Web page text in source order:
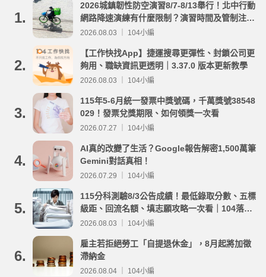
1.
2026城鎮韌性防空演習8/7-8/13舉行！北中行動
網路降速演練有什麼限制？演習時間及管制注意
事項整理
2026.08.03 ｜ 104小編
2.
【工作快找App】捷運搜尋更彈性、封鎖公司更
夠用、職缺資訊更透明｜3.37.0 版本更新教學
2026.08.03 ｜ 104小編
3.
115年5-6月統一發票中獎號碼，千萬獎號38548
029！發票兌獎期限、如何領獎一次看
2026.07.27 ｜ 104小編
4.
AI真的改變了生活？Google報告解密1,500萬筆
Gemini對話真相！
2026.07.29 ｜ 104小編
5.
115分科測驗8/3公告成績！最低錄取分數、五標
級距、回流名額、填志願攻略一次看｜104落點
分析
2026.08.03 ｜ 104小編
6.
雇主若拒絕勞工「自提退休金」，8月起將加徵
滯納金
2026.08.04 ｜ 104小編